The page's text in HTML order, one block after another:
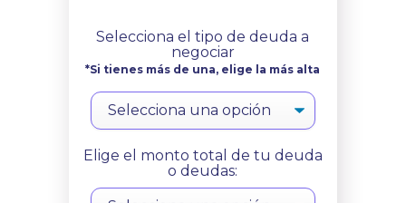
Selecciona el tipo de deuda a
negociar
*Si tienes más de una, elige la más alta
Elige el monto total de tu deuda
o deudas: